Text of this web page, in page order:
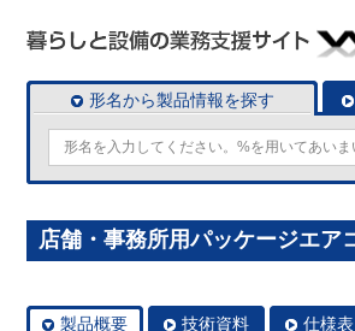
形名から製品情報を探す
店舗・事務所用パッケージエ
製品概要 技術資料 仕様表